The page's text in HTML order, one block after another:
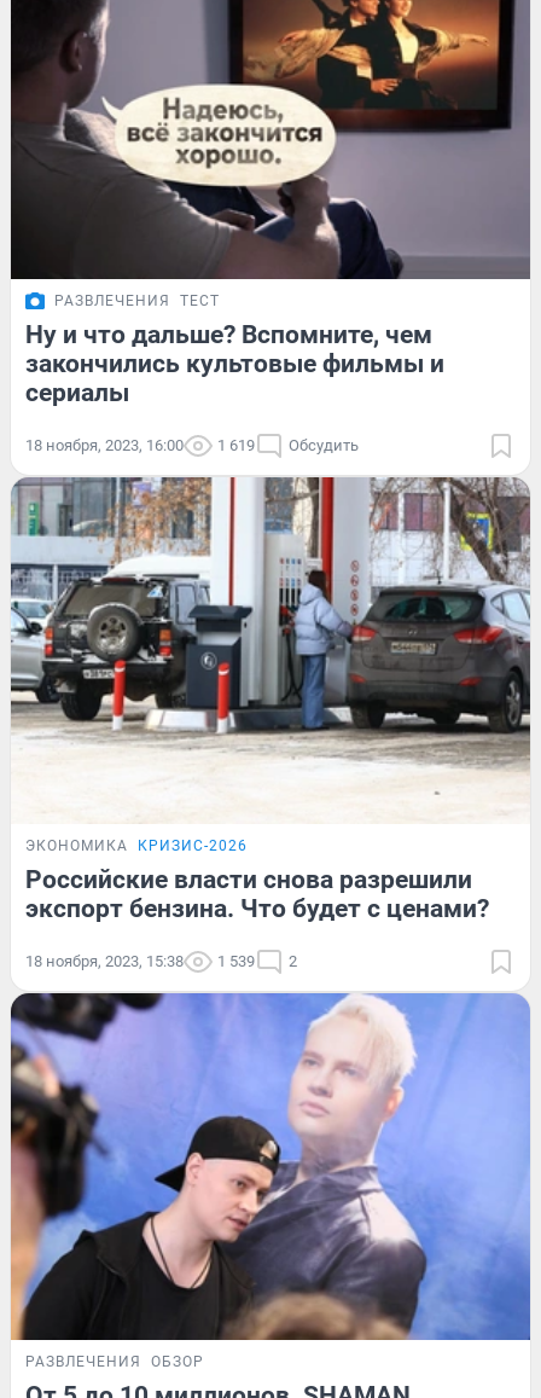
РАЗВЛЕЧЕНИЯ ТЕСТ
Ну и что дальше? Вспомните, чем
закончились культовые фильмы и
сериалы
18 ноября, 2023, 16:00 1 619 Обсудить
ЭКОНОМИКА КРИЗИС-2026
Российские власти снова разрешили
экспорт бензина. Что будет с ценами?
18 ноября, 2023, 15:38 1 539 2
РАЗВЛЕЧЕНИЯ ОБЗОР